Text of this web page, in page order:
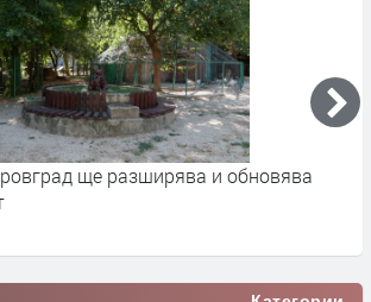
ще разширява и обновява